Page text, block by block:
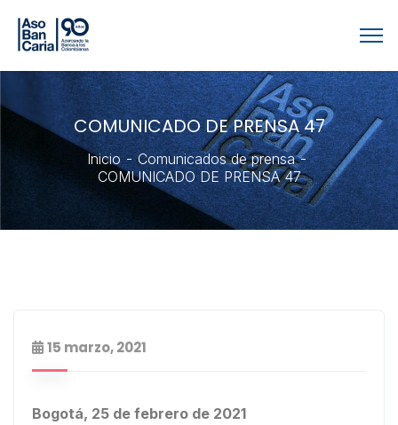
COMUNICADO DE PRENSA 47
Inicio
Comunicados de prensa
COMUNICADO DE PRENSA 47
15 marzo, 2021
Bogotá, 25 de febrero de 2021